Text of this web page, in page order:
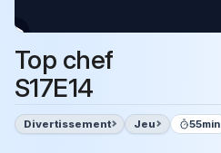
Top chef
S17E14
Divertissement Jeu 55min